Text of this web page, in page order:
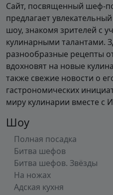
Сайт, посвященный шеф-
предлагает
шоу, знакомя зрителей с
кулинарными талантами.
разнообразные рецепты
вдохновят на новые
также свежие новости о
гастрономических
миру кулинарии вместе с
Шоу
Полная посадка
Битва шефов
Битва шефов. Звёзды
На ножах
Адская кухня